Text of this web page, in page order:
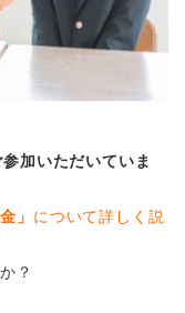
参加いただいていま
」 について詳しく説
？